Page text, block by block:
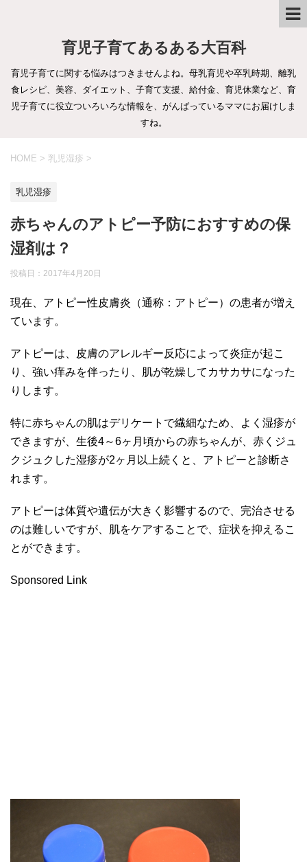
育児子育てあるある大百科
育児子育てに関する悩みはつきませんよね。母乳育児や卒乳時期、離乳
食レシピ、美容、ダイエット、子育て支援、給付金、育児休業など、育
児子育てに役立ついろいろな情報を、がんばっているママにお届けしま
すね。
HOME > 乳児湿疹 >
乳児湿疹
赤ちゃんのアトピー予防におすすめの保
湿剤は？
投稿日： 2017年4月20日
現在、アトピー性皮膚炎（通称：アトピー）の患者が増え
ています。
アトピーは、皮膚のアレルギー反応によって炎症が起こ
り、強い痒みを伴ったり、肌が乾燥してカサカサになった
りします。
特に赤ちゃんの肌はデリケートで繊細なため、よく湿疹が
できますが、生後4～6ヶ月頃からの赤ちゃんが、赤くジュ
クジュクした湿疹が2ヶ月以上続くと、アトピーと診断さ
れます。
アトピーは体質や遺伝が大きく影響するので、完治させる
のは難しいですが、肌をケアすることで、症状を抑えるこ
とができます。
Sponsored Link